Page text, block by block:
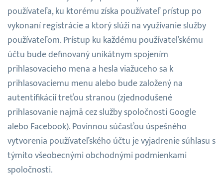
používateľa, ku ktorému získa používateľ prístup po
vykonaní registrácie a ktorý slúži na využívanie služby
používateľom. Prístup ku každému používateľskému
účtu bude definovaný unikátnym spojením
prihlasovacieho mena a hesla viažuceho sa k
prihlasovaciemu menu alebo bude založený na
autentifikácií treťou stranou (zjednodušené
prihlasovanie najmä cez služby spoločnosti Google
alebo Facebook). Povinnou súčasťou úspešného
vytvorenia používateľského účtu je vyjadrenie súhlasu s
týmito všeobecnými obchodnými podmienkami
spoločnosti.